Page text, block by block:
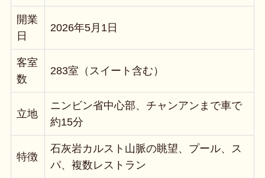
開業
日
2026年5月1日
客室
数
283室（スイート含む）
立地
ニンビン省中心部、チャンアンまで車で
約15分
特徴
石灰岩カルスト山脈の眺望、プール、ス
パ、複数レストラン